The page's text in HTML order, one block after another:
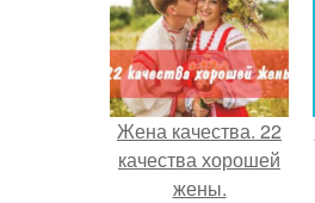
Жена качества. 22
качества хорошей
жены.